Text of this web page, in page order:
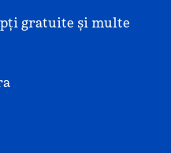
gratuite și multe